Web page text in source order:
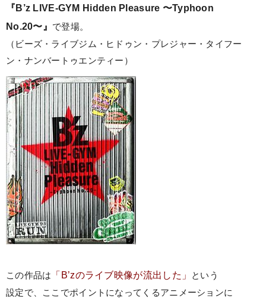
『B’z LIVE-GYM Hidden Pleasure 〜Typhoon
No.20〜』 で登場。
（ビーズ・ライブジム・ヒドゥン・プレジャー・タイフー
ン・ナンバートゥエンティー）
この作品は 「B’zのライブ映像が流出した」
という
設定で、ここでポイントになってくるアニメーションに